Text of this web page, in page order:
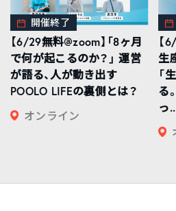
開催終了
【6/29無料@zoom】「8ヶ月
で何が起こるのか？」 運営
が語る、人が動き出す
POOLO LIFEの裏側とは？
オンライン
【
生
「
る
っ